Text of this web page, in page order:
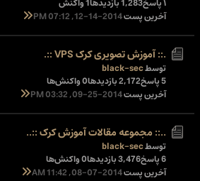
۱ پاسخ
1,283 بازدیدها
1 واکنش
آخرین پست12-14-2014, 07:12 PM
.:: آموزش تصویری کرک VPS ::.
توسطblack-sec
5 پاسخ
2,172 بازدیدها
0 واکنش‌ها
آخرین پست09-25-2014, 03:32 PM
..:: مجموعه مقالات آموزش کرک ::..
توسطblack-sec
6 پاسخ
3,476 بازدیدها
0 واکنش‌ها
آخرین پست08-07-2014, 11:42 AM